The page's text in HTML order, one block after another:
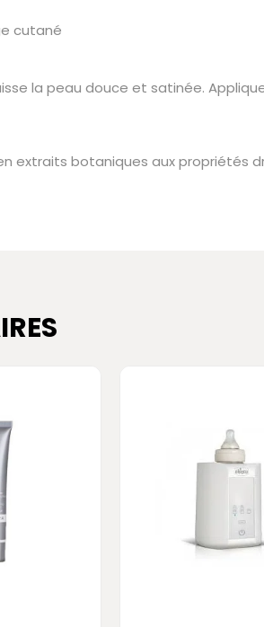
cutané
la peau douce et satinée.
extraits botaniques aux propriétés